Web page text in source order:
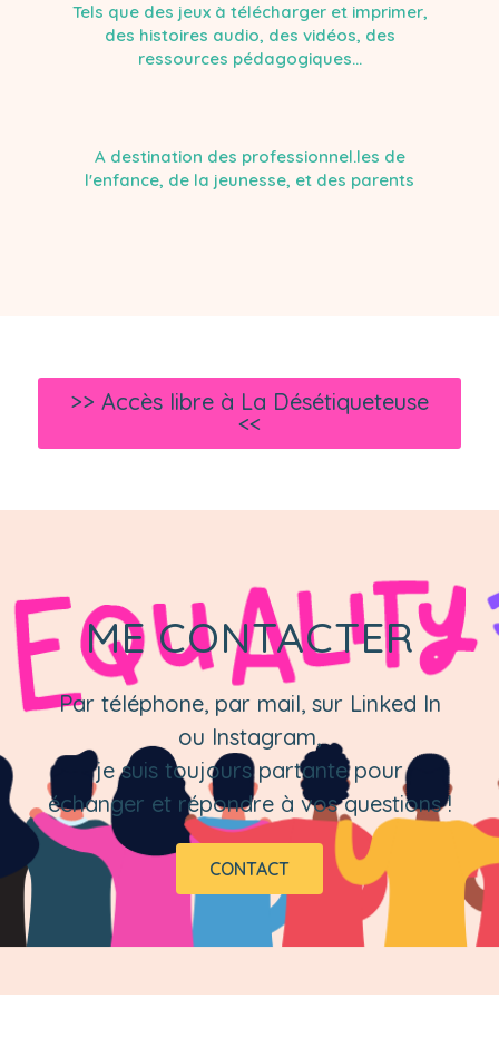
Tels que des jeux à télécharger et imprimer,
des histoires audio, des vidéos, des
ressources pédagogiques...
A destination des professionnel.les de
l'enfance, de la jeunesse, et des parents
>> Accès libre à La Désétiqueteuse
<<
ME CONTACTER
Par téléphone, par mail, sur Linked In
ou Instagram,
je suis toujours partante pour
échanger et répondre à vos questions !
CONTACT